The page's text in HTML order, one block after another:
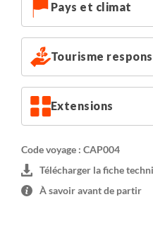
vue. Les chambres
de superficie plus réduite.
Pays et climat
Tourisme
Extensions
Code voyage : CAP004
Télécharger la fiche
À savoir avant de partir